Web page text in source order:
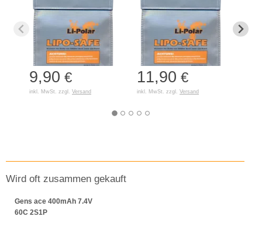
9,90 €
inkl. MwSt. zzgl. Versand
11,90 €
inkl. MwSt. zzgl. Versand
Wird oft zusammen gekauft
Gens ace 400mAh 7.4V
60C 2S1P